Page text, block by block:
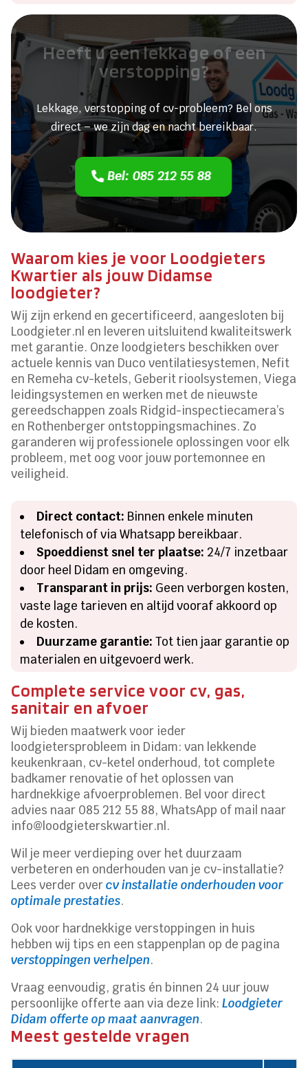
Heeft u een lekkage of een
verstopping?
Lekkage, verstopping of cv-probleem? Bel ons
direct – we zijn dag en nacht bereikbaar.
Bel: 085 212 55 88
Waarom kies je voor Loodgieters
Kwartier als jouw Didamse
loodgieter?
Wij zijn erkend en gecertificeerd, aangesloten bij
Loodgieter.nl en leveren uitsluitend kwaliteitswerk
met garantie. Onze loodgieters beschikken over
actuele kennis van Duco ventilatiesystemen, Nefit
en Remeha cv-ketels, Geberit rioolsystemen, Viega
leidingsystemen en werken met de nieuwste
gereedschappen zoals Ridgid-inspectiecamera’s
en Rothenberger ontstoppingsmachines. Zo
garanderen wij professionele oplossingen voor elk
probleem, met oog voor jouw portemonnee en
veiligheid.
Direct contact: Binnen enkele minuten
telefonisch of via Whatsapp bereikbaar.
Spoeddienst snel ter plaatse: 24/7 inzetbaar
door heel Didam en omgeving.
Transparant in prijs: Geen verborgen kosten,
vaste lage tarieven en altijd vooraf akkoord op
de kosten.
Duurzame garantie: Tot tien jaar garantie op
materialen en uitgevoerd werk.
Complete service voor cv, gas,
sanitair en afvoer
Wij bieden maatwerk voor ieder
loodgietersprobleem in Didam: van lekkende
keukenkraan, cv-ketel onderhoud, tot complete
badkamer renovatie of het oplossen van
hardnekkige afvoerproblemen. Bel voor direct
advies naar 085 212 55 88, WhatsApp of mail naar
info@loodgieterskwartier.nl.
Wil je meer verdieping over het duurzaam
verbeteren en onderhouden van je cv-installatie?
Lees verder overcv installatie onderhouden voor
optimale prestaties.
Ook voor hardnekkige verstoppingen in huis
hebben wij tips en een stappenplan op de pagina
verstoppingen verhelpen.
Vraag eenvoudig, gratis én binnen 24 uur jouw
persoonlijke offerte aan via deze link:Loodgieter
Didam offerte op maat aanvragen.
Meest gestelde vragen